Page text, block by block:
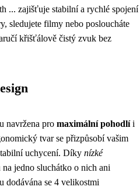
... zajišťuje stabilní a rychlé spojení
sledujete filmy nebo posloucháte
křišťálově čistý zvuk bez
navržena pro maximální pohodlíi
tvar se přizpůsobí vašim
uchycení. Díky nízké
jedno sluchátko o nich ani
dodávána se 4 velikostmi